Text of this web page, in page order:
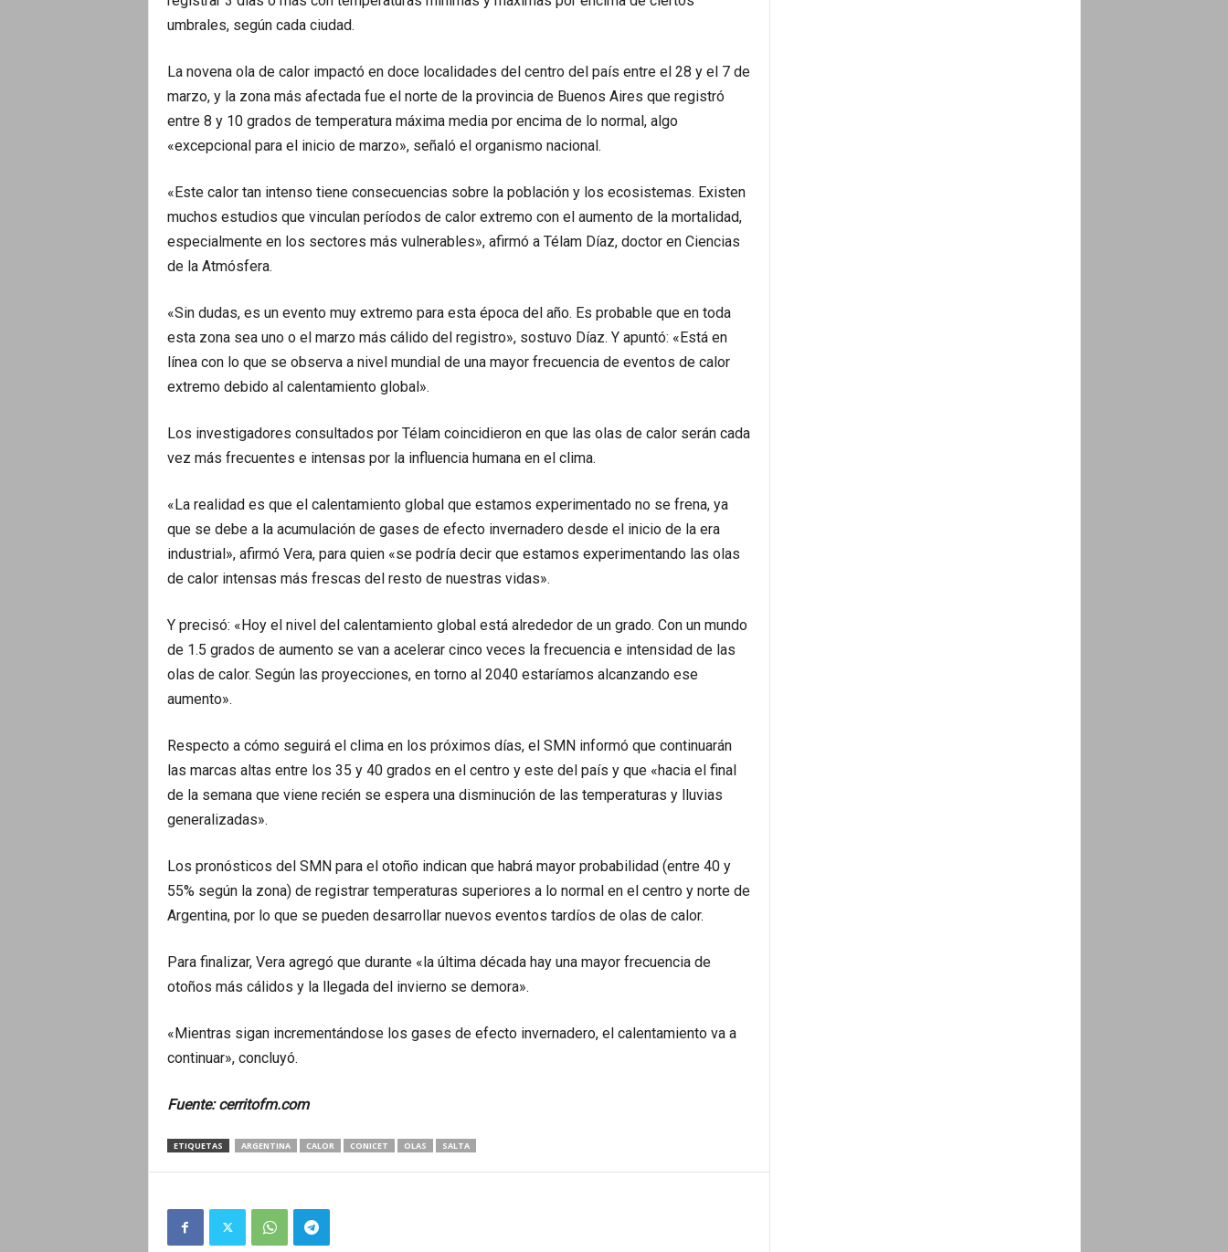
umbrales, según cada ciudad.
La novena ola de calor impactó en doce localidades del centro del país entre el 28 y el 7 de
marzo, y la zona más afectada fue el norte de la provincia de Buenos Aires que registró
entre 8 y 10 grados de temperatura máxima media por encima de lo normal, algo
«excepcional para el inicio de marzo», señaló el organismo nacional.
«Este calor tan intenso tiene consecuencias sobre la población y los ecosistemas. Existen
muchos estudios que vinculan períodos de calor extremo con el aumento de la mortalidad,
especialmente en los sectores más vulnerables», afirmó a Télam Díaz, doctor en Ciencias
de la Atmósfera.
«Sin dudas, es un evento muy extremo para esta época del año. Es probable que en toda
esta zona sea uno o el marzo más cálido del registro», sostuvo Díaz. Y apuntó: «Está en
línea con lo que se observa a nivel mundial de una mayor frecuencia de eventos de calor
extremo debido al calentamiento global».
Los investigadores consultados por Télam coincidieron en que las olas de calor serán cada
vez más frecuentes e intensas por la influencia humana en el clima.
«La realidad es que el calentamiento global que estamos experimentado no se frena, ya
que se debe a la acumulación de gases de efecto invernadero desde el inicio de la era
industrial», afirmó Vera, para quien «se podría decir que estamos experimentando las olas
de calor intensas más frescas del resto de nuestras vidas».
Y precisó: «Hoy el nivel del calentamiento global está alrededor de un grado. Con un mundo
de 1.5 grados de aumento se van a acelerar cinco veces la frecuencia e intensidad de las
olas de calor. Según las proyecciones, en torno al 2040 estaríamos alcanzando ese
aumento».
Respecto a cómo seguirá el clima en los próximos días, el SMN informó que continuarán
las marcas altas entre los 35 y 40 grados en el centro y este del país y que «hacia el final
de la semana que viene recién se espera una disminución de las temperaturas y lluvias
generalizadas».
Los pronósticos del SMN para el otoño indican que habrá mayor probabilidad (entre 40 y
55% según la zona) de registrar temperaturas superiores a lo normal en el centro y norte de
Argentina, por lo que se pueden desarrollar nuevos eventos tardíos de olas de calor.
Para finalizar, Vera agregó que durante «la última década hay una mayor frecuencia de
otoños más cálidos y la llegada del invierno se demora».
«Mientras sigan incrementándose los gases de efecto invernadero, el calentamiento va a
continuar», concluyó.
Fuente: cerritofm.com
ETIQUETAS ARGENTINA CALOR CONICET OLAS SALTA